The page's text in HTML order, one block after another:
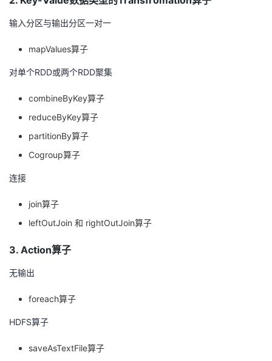
输入分区与输出分区一对一
mapValues算子
对单个RDD或两个RDD聚集
combineByKey算子
reduceByKey算子
partitionBy算子
Cogroup算子
连接
join算子
leftOutJoin 和 rightOutJoin算子
3. Action算子
无输出
foreach算子
HDFS算子
saveAsTextFile算子